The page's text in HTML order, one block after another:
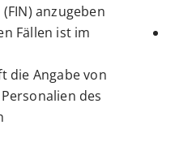
anzugeben.
Fällen ist im
die Angabe von
des